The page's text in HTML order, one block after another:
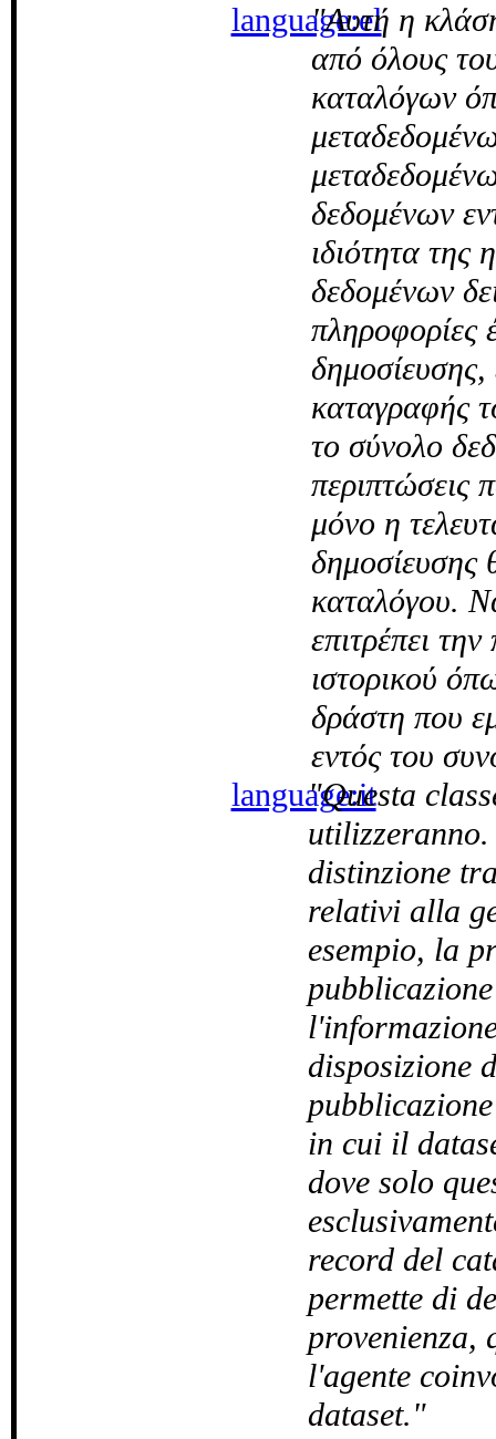
language:el
Αυτή η
από όλους
καταλόγων
δεδομένων
ιδιότητα της
δεδομένων
πληροφορίες
καταγραφής
το σύνολο
περιπτώσεις
μόνο η
δημοσίευσης
καταλόγου.
επιτρέπει
ιστορικού
δράστη που
εντός του
language:it
Questa
distinzione
relativi alla
esempio, la
disposizione
in cui il
dove solo
record del
permette di
provenienza,
l'agente
dataset.